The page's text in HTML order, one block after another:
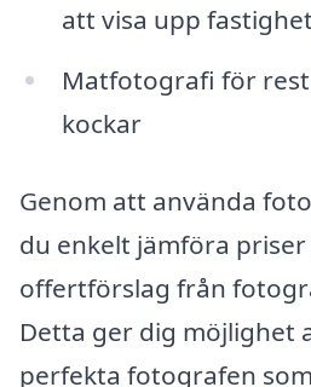
att visa upp
Matfotografi för
kockar
Genom att använda
du enkelt jämföra
offertförslag från
Detta ger dig möjlighet
perfekta fotografen